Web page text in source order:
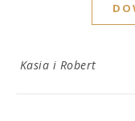
Kasia i Robert